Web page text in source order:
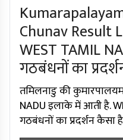
Chunav Result
WEST TAMIL
गठबंधनों का
तमिलनाडु की
NADU इलाके में आती है.
गठबंधनों का प्रदर्शन